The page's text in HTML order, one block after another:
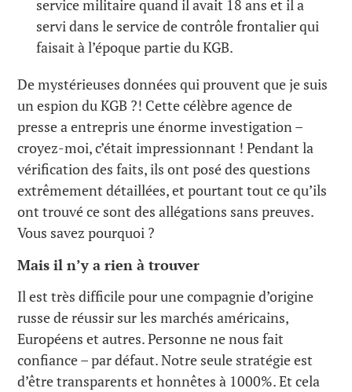
service militaire quand il avait 18 ans et il a
servi dans le service de contrôle frontalier qui
faisait à l’époque partie du KGB.
De mystérieuses données qui prouvent que je suis
un espion du KGB ?! Cette célèbre agence de
presse a entrepris une énorme investigation –
croyez-moi, c’était impressionnant ! Pendant la
vérification des faits, ils ont posé des questions
extrêmement détaillées, et pourtant tout ce qu’ils
ont trouvé ce sont des allégations sans preuves.
Vous savez pourquoi ?
Mais il n’y a rien à trouver
Il est très difficile pour une compagnie d’origine
russe de réussir sur les marchés américains,
Européens et autres. Personne ne nous fait
confiance – par défaut. Notre seule stratégie est
d’être transparents et honnêtes à 1000%. Et cela